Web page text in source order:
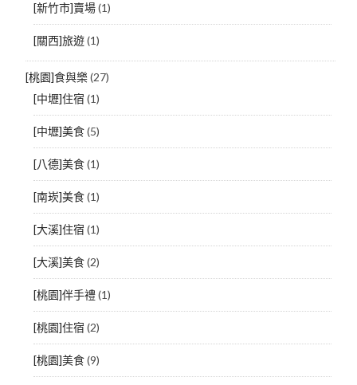
[新竹市]賣場(1)
[關西]旅遊(1)
[桃園]食與樂(27)
[中壢]住宿 (1)
[中壢]美食(5)
[八德]美食(1)
[南崁]美食(1)
[大溪]住宿 (1)
[大溪]美食(2)
[桃園]伴手禮(1)
[桃園]住宿 (2)
[桃園]美食(9)